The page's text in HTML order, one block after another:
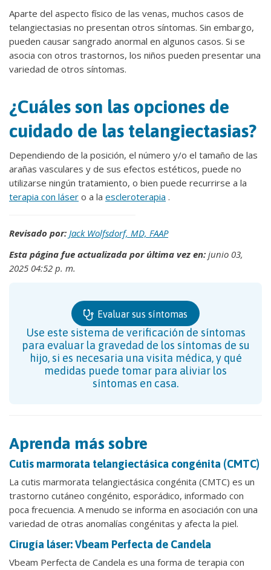
Aparte del aspecto físico de las venas, muchos casos de
telangiectasias no presentan otros síntomas. Sin embargo,
pueden causar sangrado anormal en algunos casos. Si se
asocia con otros trastornos, los niños pueden presentar una
variedad de otros síntomas.
¿Cuáles son las opciones de
cuidado de las telangiectasias?
Dependiendo de la posición, el número y/o el tamaño de las
arañas vasculares y de sus efectos estéticos, puede no
utilizarse ningún tratamiento, o bien puede recurrirse a la
terapia con láser o a la escleroterapia .
Revisado por: Jack Wolfsdorf, MD, FAAP
Esta página fue actualizada por última vez en: junio 03,
2025 04:52 p. m.
Evaluar sus síntomas
Use este sistema de verificación de síntomas
para evaluar la gravedad de los síntomas de su
hijo, si es necesaria una visita médica, y qué
medidas puede tomar para aliviar los
síntomas en casa.
Aprenda más sobre
Cutis marmorata telangiectásica congénita (CMTC)
La cutis marmorata telangiectásica congénita (CMTC) es un
trastorno cutáneo congénito, esporádico, informado con
poca frecuencia. A menudo se informa en asociación con una
variedad de otras anomalías congénitas y afecta la piel.
Cirugía láser: Vbeam Perfecta de Candela
Vbeam Perfecta de Candela es una forma de terapia con